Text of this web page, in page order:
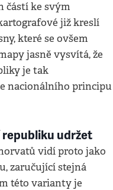
částí ke svým
již kreslí
které se ovšem
jasně vysvítá, že
je tak
nacionálního principu
udržet
vidí proto jako
zaručující stejná
této varianty je